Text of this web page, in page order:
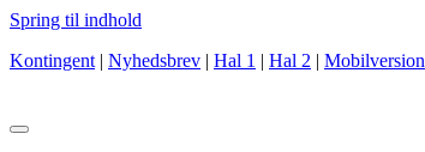
Spring til indhold
Kontingent | Nyhedsbrev | Hal 1 | Hal 2 | Mobilversion